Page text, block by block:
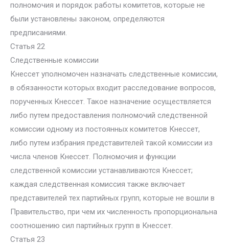
полномочия и порядок работы комитетов, которые не
были установлены законом, определяются
предписаниями.
Статья 22
Следственные комиссии
Кнессет уполномочен назначать следственные комиссии,
в обязанности которых входит расследование вопросов,
порученных Кнессет. Такое назначение осуществляется
либо путем предоставления полномочий следственной
комиссии одному из постоянных комитетов Кнессет,
либо путем избрания представителей такой комиссии из
числа членов Кнессет. Полномочия и функции
следственной комиссии устанавливаются Кнессет;
каждая следственная комиссия также включает
представителей тех партийных групп, которые не вошли в
Правительство, при чем их численность пропорциональна
соотношению сил партийных групп в Кнессет.
Статья 23